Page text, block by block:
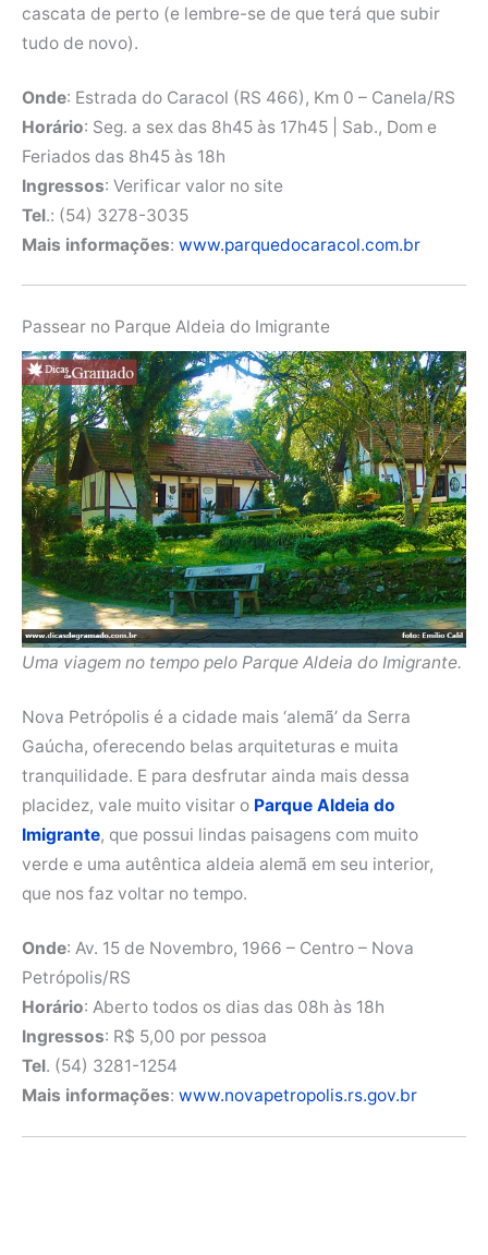
cascata de perto (e lembre-se de que terá que subir
tudo de novo).
Onde: Estrada do Caracol (RS 466), Km 0 – Canela/RS
Horário: Seg. a sex das 8h45 às 17h45 | Sab., Dom e
Feriados das 8h45 às 18h
Ingressos: Verificar valor no site
Tel.: (54) 3278-3035
Mais informações: www.parquedocaracol.com.br
Passear no Parque Aldeia do Imigrante
Uma viagem no tempo pelo Parque Aldeia do Imigrante.
Nova Petrópolis é a cidade mais ‘alemã’ da Serra
Gaúcha, oferecendo belas arquiteturas e muita
tranquilidade. E para desfrutar ainda mais dessa
placidez, vale muito visitar o Parque Aldeia do
Imigrante, que possui lindas paisagens com muito
verde e uma autêntica aldeia alemã em seu interior,
que nos faz voltar no tempo.
Onde: Av. 15 de Novembro, 1966 – Centro – Nova
Petrópolis/RS
Horário: Aberto todos os dias das 08h às 18h
Ingressos: R$ 5,00 por pessoa
Tel. (54) 3281-1254
Mais informações: www.novapetropolis.rs.gov.br